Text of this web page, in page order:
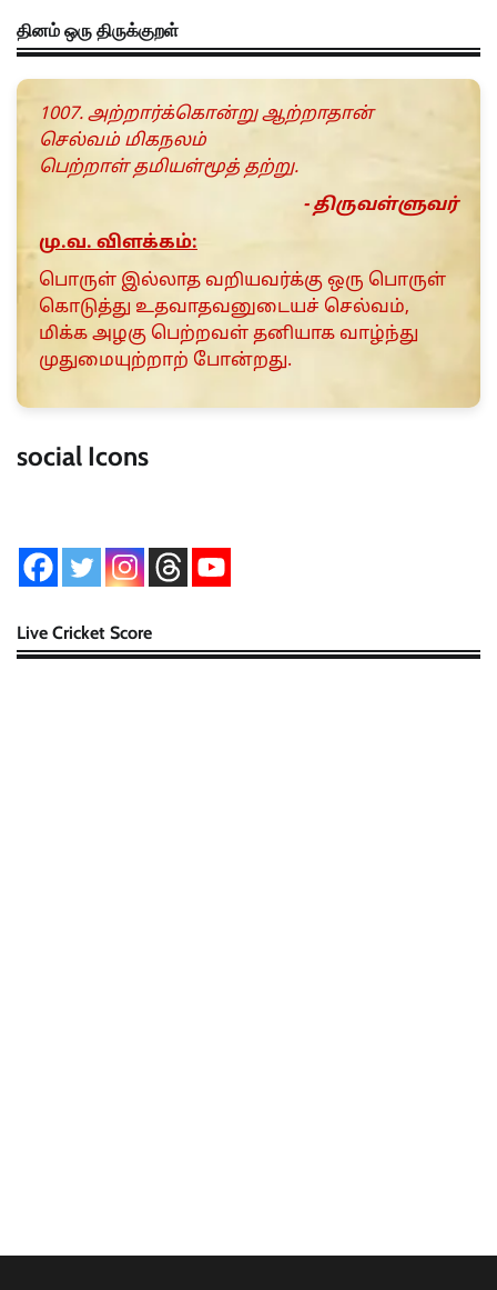
தினம் ஒரு திருக்குறள்
1007. அற்றார்க்கொன்று ஆற்றாதான்
செல்வம் மிகநலம்
பெற்றாள் தமியள்மூத் தற்று.
- திருவள்ளுவர்
மு.வ. விளக்கம்:
பொருள் இல்லாத வறியவர்க்கு ஒரு பொருள்
கொடுத்து உதவாதவனுடையச் செல்வம்,
மிக்க அழகு பெற்றவள் தனியாக வாழ்ந்து
முதுமையுற்றாற் போன்றது.
social Icons
Live Cricket Score